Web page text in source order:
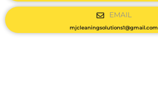
EMAIL
mjcleaningsolutions1@gmail.com